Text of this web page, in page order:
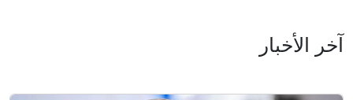
آخر الأخبار